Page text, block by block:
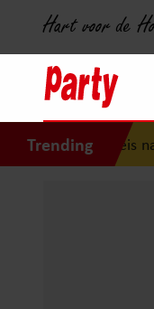
Hart voor de
Trending
Meis na van